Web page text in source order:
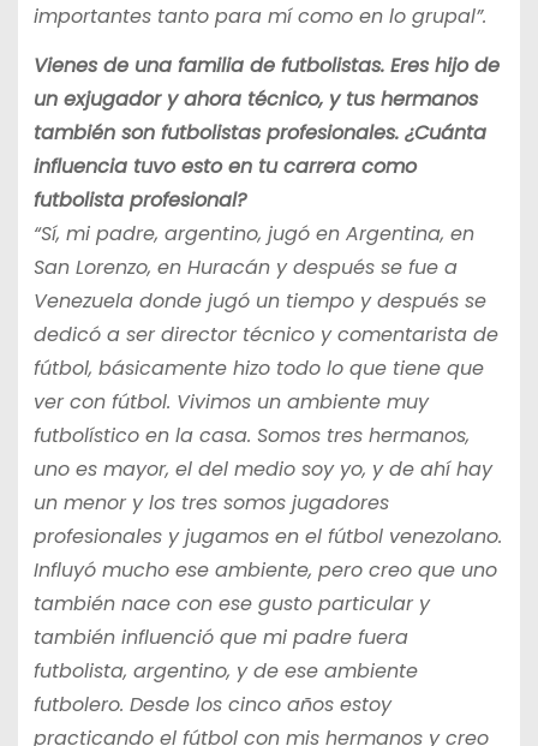
importantes tanto para mí como en lo grupal”.
Vienes de una familia de futbolistas. Eres hijo de
un exjugador y ahora técnico, y tus hermanos
también son futbolistas profesionales. ¿Cuánta
influencia tuvo esto en tu carrera como
futbolista profesional?
“Sí, mi padre, argentino, jugó en Argentina, en
San Lorenzo, en Huracán y después se fue a
Venezuela donde jugó un tiempo y después se
dedicó a ser director técnico y comentarista de
fútbol, básicamente hizo todo lo que tiene que
ver con fútbol. Vivimos un ambiente muy
futbolístico en la casa. Somos tres hermanos,
uno es mayor, el del medio soy yo, y de ahí hay
un menor y los tres somos jugadores
profesionales y jugamos en el fútbol venezolano.
Influyó mucho ese ambiente, pero creo que uno
también nace con ese gusto particular y
también influenció que mi padre fuera
futbolista, argentino, y de ese ambiente
futbolero. Desde los cinco años estoy
practicando el fútbol con mis hermanos y creo